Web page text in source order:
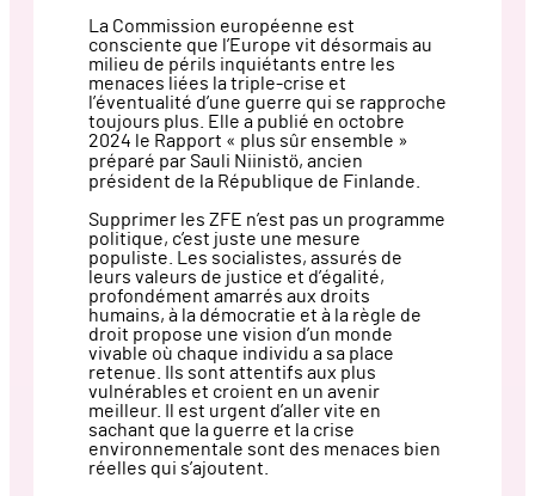
La Commission européenne est
consciente que l’Europe vit désormais au
milieu de périls inquiétants entre les
menaces liées la triple-crise et
l’éventualité d’une guerre qui se rapproche
toujours plus. Elle a publié en octobre
2024 le Rapport « plus sûr ensemble »
préparé par Sauli Niinistö, ancien
président de la République de Finlande.
Supprimer les ZFE n’est pas un programme
politique, c’est juste une mesure
populiste. Les socialistes, assurés de
leurs valeurs de justice et d’égalité,
profondément amarrés aux droits
humains, à la démocratie et à la règle de
droit propose une vision d’un monde
vivable où chaque individu a sa place
retenue. Ils sont attentifs aux plus
vulnérables et croient en un avenir
meilleur. Il est urgent d’aller vite en
sachant que la guerre et la crise
environnementale sont des menaces bien
réelles qui s’ajoutent.